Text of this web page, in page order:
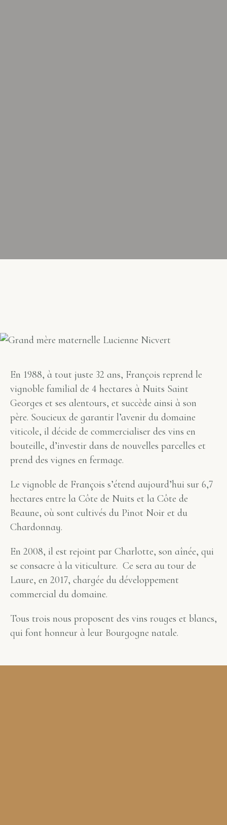
En 1988, à tout juste 32 ans, François reprend le
vignoble familial de 4 hectares à Nuits Saint
Georges et ses alentours, et succède ainsi à son
père. Soucieux de garantir l’avenir du domaine
viticole, il décide de commercialiser des vins en
bouteille, d’investir dans de nouvelles parcelles et
prend des vignes en fermage.
Le vignoble de François s’étend aujourd’hui sur 6,7
hectares entre la Côte de Nuits et la Côte de
Beaune, où sont cultivés du Pinot Noir et du
Chardonnay.
En 2008, il est rejoint par Charlotte, son aînée, qui
se consacre à la viticulture. Ce sera au tour de
Laure, en 2017, chargée du développement
commercial du domaine.
Tous trois nous proposent des vins rouges et blancs,
qui font honneur à leur Bourgogne natale.